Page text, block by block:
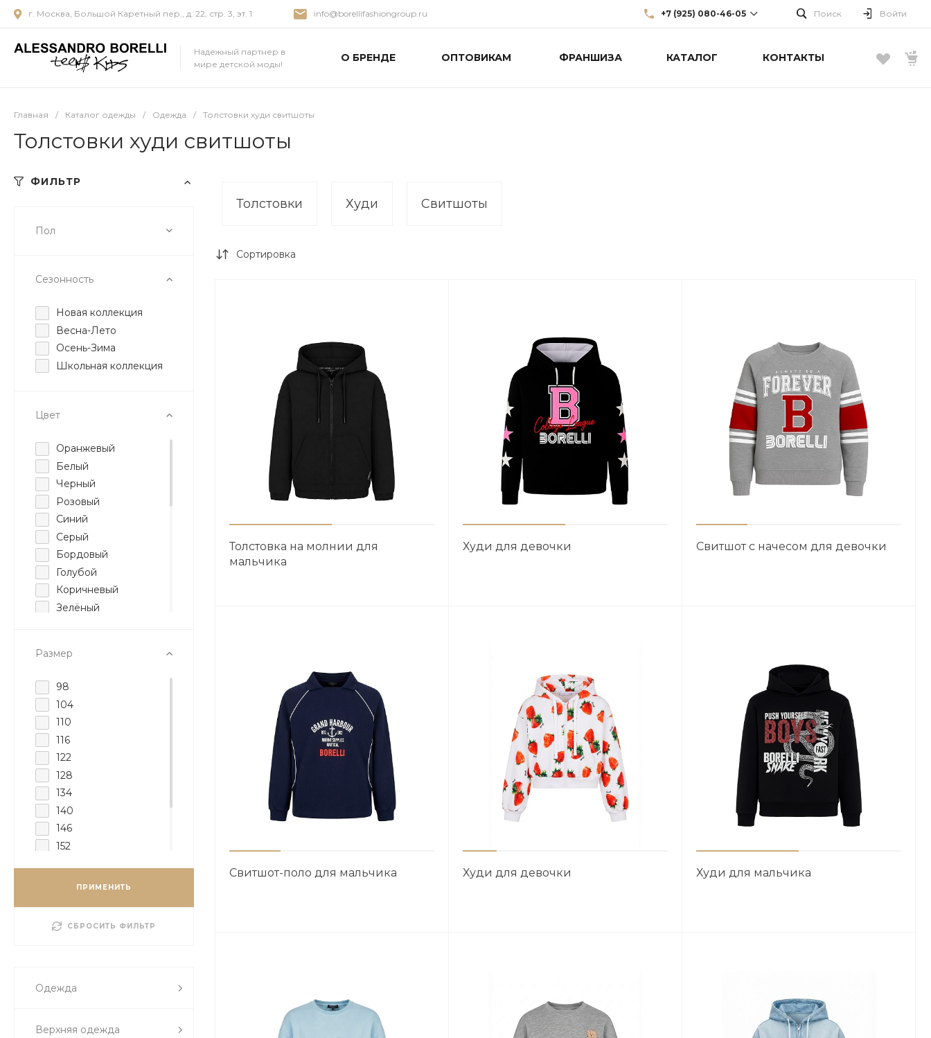
г. Москва, Большой Каретный пер., д. 22, стр. 3, эт. 1 info@borellifashiongroup.ru +7 (925) 080-46-05 Поиск Войти
Надежный партнер в
мире детской моды!
О БРЕНДЕ ОПТОВИКАМ ФРАНШИЗА КАТАЛОГ КОНТАКТЫ
Главная / Каталог одежды / Одежда / Толстовки худи свитшоты
Толстовки худи свитшоты
ФИЛЬТР
Пол
Сезонность
Новая коллекция
Весна-Лето
Осень-Зима
Школьная коллекция
Цвет
Оранжевый
Белый
Черный
Розовый
Синий
Серый
Бордовый
Голубой
Коричневый
Зелёный
Cеребряный
Светло-голубой
Размер
98
104
110
116
122
128
134
140
146
152
ПРИМЕНИТЬ
СБРОСИТЬ ФИЛЬТР
Одежда
Верхняя одежда
Толстовки Худи Свитшоты
Сортировка
Толстовка на молнии для
мальчика
Худи для девочки Свитшот с начесом для девочки
Свитшот-поло для мальчика Худи для девочки Худи для мальчика